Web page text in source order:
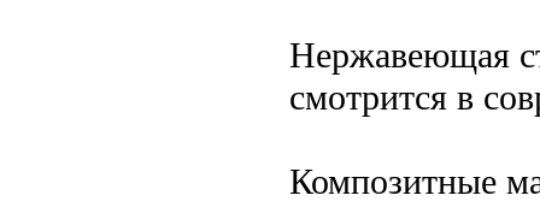
Нержавеющая
смотрится в
Композитные